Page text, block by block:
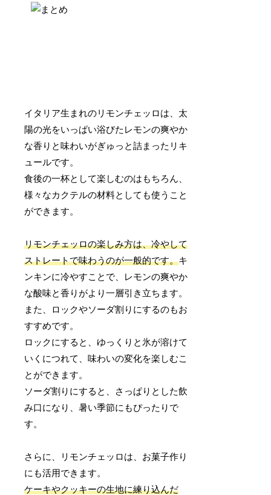
イタリア生まれのリモンチェッロは、太
陽の光をいっぱい浴びたレモンの爽やか
な香りと味わいがぎゅっと詰まったリキ
ュールです。
食後の一杯として楽しむのはもちろん、
様々なカクテルの材料としても使うこと
ができます。
リモンチェッロの楽しみ方は、冷やして
ストレートで味わうのが一般的です。キ
ンキンに冷やすことで、レモンの爽やか
な酸味と香りがより一層引き立ちます。
また、ロックやソーダ割りにするのもお
すすめです。
ロックにすると、ゆっくりと氷が溶けて
いくにつれて、味わいの変化を楽しむこ
とができます。
ソーダ割りにすると、さっぱりとした飲
み口になり、暑い季節にもぴったりで
す。
さらに、リモンチェッロは、お菓子作り
にも活用できます。
ケーキやクッキーの生地に練り込んだ